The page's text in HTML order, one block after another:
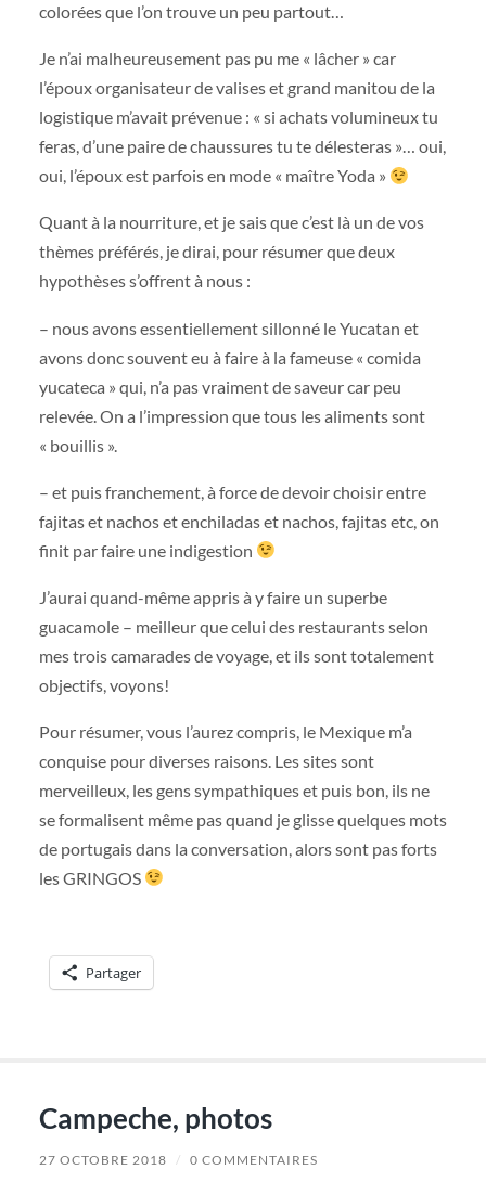
colorées que l’on trouve un peu partout…
Je n’ai malheureusement pas pu me « lâcher » car
l’époux organisateur de valises et grand manitou de la
logistique m’avait prévenue : « si achats volumineux tu
feras, d’une paire de chaussures tu te délesteras »… oui,
oui, l’époux est parfois en mode « maître Yoda »
Quant à la nourriture, et je sais que c’est là un de vos
thèmes préférés, je dirai, pour résumer que deux
hypothèses s’offrent à nous :
– nous avons essentiellement sillonné le Yucatan et
avons donc souvent eu à faire à la fameuse « comida
yucateca » qui, n’a pas vraiment de saveur car peu
relevée. On a l’impression que tous les aliments sont
« bouillis ».
– et puis franchement, à force de devoir choisir entre
fajitas et nachos et enchiladas et nachos, fajitas etc, on
finit par faire une indigestion
J’aurai quand-même appris à y faire un superbe
guacamole – meilleur que celui des restaurants selon
mes trois camarades de voyage, et ils sont totalement
objectifs, voyons!
Pour résumer, vous l’aurez compris, le Mexique m’a
conquise pour diverses raisons. Les sites sont
merveilleux, les gens sympathiques et puis bon, ils ne
se formalisent même pas quand je glisse quelques mots
de portugais dans la conversation, alors sont pas forts
les GRINGOS
Partager
Campeche, photos
27 OCTOBRE 2018 / 0 COMMENTAIRES